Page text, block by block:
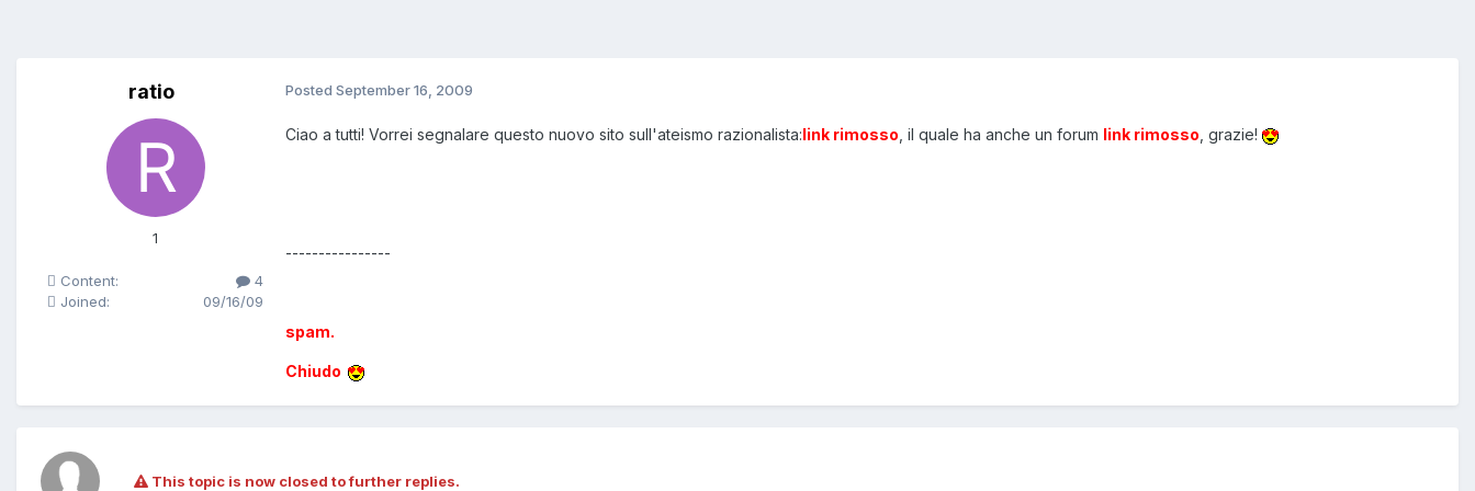
ratio
1
Content:
4
Joined:
09/16/09
Posted September 16, 2009
Ciao a tutti! Vorrei segnalare questo nuovo sito sull'ateismo razionalista:link rimosso , il quale ha anche un forum link rimosso , grazie!
----------------
spam.
Chiudo
This topic is now closed to further replies.